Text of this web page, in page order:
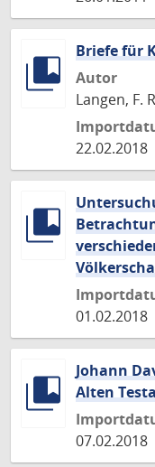
Briefe für
Autor
Langen, F.
22.02.2018
01.02.2018
Johann
Alten
07.02.2018